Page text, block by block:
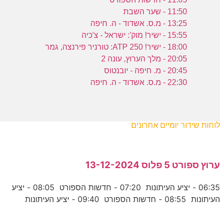
11:50 - שער השבת
13:25 - מ.ס. אשדוד - ה. חיפה
15:55 - ישיר! מוק': ישראל - צ'כיה
18:00 - ישיר! ATP 250: טורניר פירנצה, גמר
20:05 - מלך הערוץ, עונה 2
20:45 - מ. חיפה - יובנטוס
22:30 - מ.ס. אשדוד - ה. חיפה
לוחות שידור יומיים אחרונים
ערוץ ספורט 5 פלוס 13-12-2024
06:35 - יציע העיתונות 07:20 - חדשות הספורט 08:05 - יציע
העיתונות 08:55 - חדשות הספורט 09:40 - יציע העיתונות